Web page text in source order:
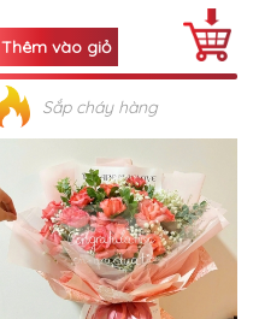
Sắp cháy hàng